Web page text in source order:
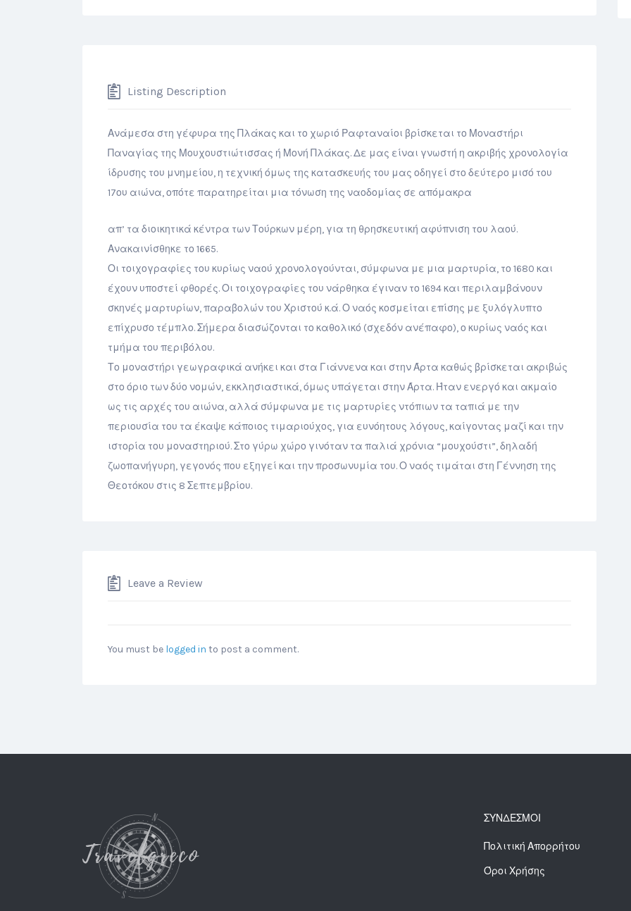
Listing Description
Ανάμεσα στη γέφυρα της Πλάκας και το χωριό Ραφταναίοι βρίσκεται το Μοναστήρι
Παναγίας της Μουχουστιώτισσας ή Μονή Πλάκας. Δε μας είναι γνωστή η ακριβής χρονολογία
ίδρυσης του μνημείου, η τεχνική όμως της κατασκευής του μας οδηγεί στο δεύτερο μισό του
17ου αιώνα, οπότε παρατηρείται μια τόνωση της ναοδομίας σε απόμακρα
απ’ τα διοικητικά κέντρα των Τούρκων μέρη, για τη θρησκευτική αφύπνιση του λαού.
Ανακαινίσθηκε το 1665.
Οι τοιχογραφίες του κυρίως ναού χρονολογούνται, σύμφωνα με μια μαρτυρία, το 1680 και
έχουν υποστεί φθορές. Οι τοιχογραφίες του νάρθηκα έγιναν το 1694 και περιλαμβάνουν
σκηνές μαρτυρίων, παραβολών του Χριστού κ.ά. Ο ναός κοσμείται επίσης με ξυλόγλυπτο
επίχρυσο τέμπλο. Σήμερα διασώζονται το καθολικό (σχεδόν ανέπαφο), ο κυρίως ναός και
τμήμα του περιβόλου.
Το μοναστήρι γεωγραφικά ανήκει και στα Γιάννενα και στην Άρτα καθώς βρίσκεται ακριβώς
στο όριο των δύο νομών, εκκλησιαστικά, όμως υπάγεται στην Άρτα. Ήταν ενεργό και ακμαίο
ως τις αρχές του αιώνα, αλλά σύμφωνα με τις μαρτυρίες ντόπιων τα ταπιά με την
περιουσία του τα έκαψε κάποιος τιμαριούχος, για ευνόητους λόγους, καίγοντας μαζί και την
ιστορία του μοναστηριού. Στο γύρω χώρο γινόταν τα παλιά χρόνια “μουχούστι”, δηλαδή
ζωοπανήγυρη, γεγονός που εξηγεί και την προσωνυμία του. Ο ναός τιμάται στη Γέννηση της
Θεοτόκου στις 8 Σεπτεμβρίου.
Leave a Review
You must be logged in to post a comment.
ΣΥΝΔΕΣΜΟΙ
Πολιτική Απορρήτου
Όροι Χρήσης